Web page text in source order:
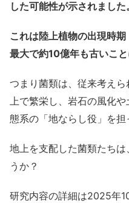
した可能性が示されました。
これは陸上植物の出現時
最大で約10億年も古いこと
つまり菌類は、従来考え
上で繁栄し、岩石の風化
態系の「地ならし役」を担
地上を支配した菌類たち
うか？
研究内容の詳細は2025年